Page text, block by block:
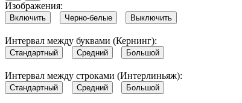
Изображения:
Включить Черно-белые Выключить
Интервал между буквами (Кернинг):
Стандартный Средний Большой
Интервал между строками (Интерлиньяж):
Стандартный Средний Большой